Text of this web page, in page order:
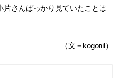
片さんばっかり見ていたことは
（文＝kogonil）